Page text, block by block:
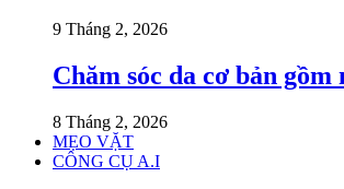
9 Tháng 2, 2026
Chăm sóc da cơ bản gồm
8 Tháng 2, 2026
MẸO VẶT
CÔNG CỤ A.I